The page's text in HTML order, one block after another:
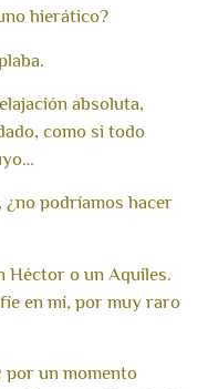
hierático?
absoluta,
como si todo
podríamos hacer
Héctor o un Aquiles.
en mí, por muy raro
por un momento